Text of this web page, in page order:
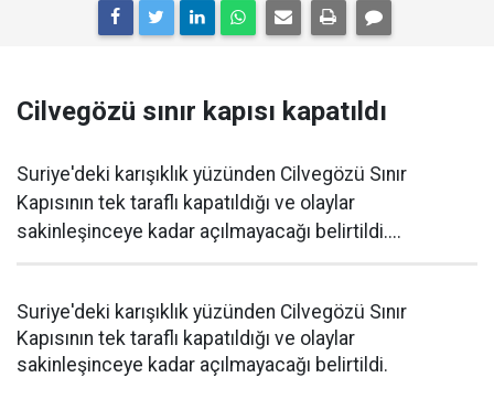
Cilvegözü sınır kapısı kapatıldı
Suriye'deki karışıklık yüzünden Cilvegözü Sınır
Kapısının tek taraflı kapatıldığı ve olaylar
sakinleşinceye kadar açılmayacağı belirtildi....
Suriye'deki karışıklık yüzünden Cilvegözü Sınır
Kapısının tek taraflı kapatıldığı ve olaylar
sakinleşinceye kadar açılmayacağı belirtildi.